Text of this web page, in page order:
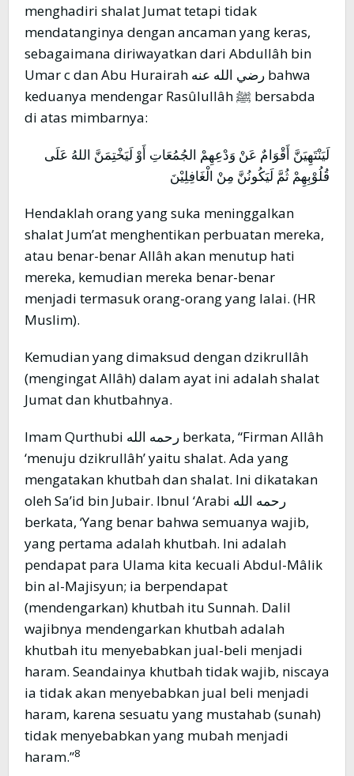
menghadiri shalat Jumat tetapi tidak
mendatanginya dengan ancaman yang keras,
sebagaimana diriwayatkan dari Abdullâh bin
Umar c dan Abu Hurairah رضي الله عنه bahwa
keduanya mendengar Rasûlullâh ﷺ bersabda
di atas mimbarnya:
لَيَنْتَهِيَنَّ أَقْوَامٌ عَنْ وَدْعِهِمْ الجُمُعَاتِ أَوْ لَيَخْتِمَنَّ اللهُ عَلَى
قُلُوْبِهِمْ ثُمَّ لَيَكُونُنَّ مِنْ الْغَافِلِيْنَ
Hendaklah orang yang suka meninggalkan
shalat Jum’at menghentikan perbuatan mereka,
atau benar-benar Allâh akan menutup hati
mereka, kemudian mereka benar-benar
menjadi termasuk orang-orang yang lalai. (HR
Muslim).
Kemudian yang dimaksud dengan dzikrullâh
(mengingat Allâh) dalam ayat ini adalah shalat
Jumat dan khutbahnya.
Imam Qurthubi رحمه الله berkata, “Firman Allâh
‘menuju dzikrullâh’ yaitu shalat. Ada yang
mengatakan khutbah dan shalat. Ini dikatakan
oleh Sa’id bin Jubair. Ibnul ‘Arabi رحمه الله
berkata, ‘Yang benar bahwa semuanya wajib,
yang pertama adalah khutbah. Ini adalah
pendapat para Ulama kita kecuali Abdul-Mâlik
bin al-Majisyun; ia berpendapat
(mendengarkan) khutbah itu Sunnah. Dalil
wajibnya mendengarkan khutbah adalah
khutbah itu menyebabkan jual-beli menjadi
haram. Seandainya khutbah tidak wajib, niscaya
ia tidak akan menyebabkan jual beli menjadi
haram, karena sesuatu yang mustahab (sunah)
tidak menyebabkan yang mubah menjadi
haram.”8